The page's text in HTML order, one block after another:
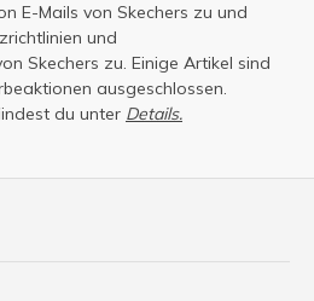
E-Mails von Skechers zu und
und
Skechers zu. Einige Artikel sind
ausgeschlossen.
du unter Details.